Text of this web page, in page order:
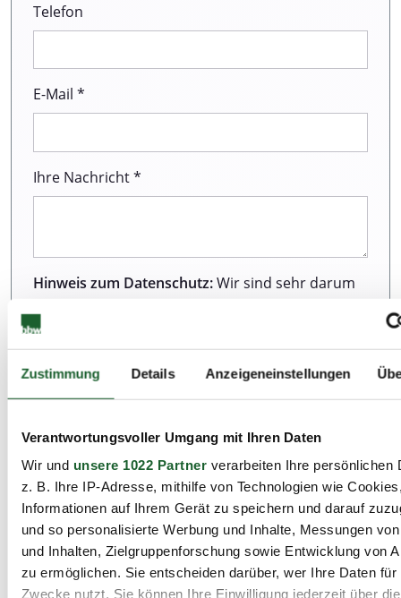
Zustimmung Details Anzeigeneinstellungen
Verantwortungsvoller Umgang mit Ihren Daten
Wir und unsere 1022 Partnerverarbeiten Ihre persönlichen
z. B. Ihre IP-Adresse, mithilfe von Technologien wie
Informationen auf Ihrem Gerät zu speichern und darauf
und so personalisierte Werbung und Inhalte, Messungen
und Inhalten, Zielgruppenforschung sowie Entwicklung von
zu ermöglichen. Sie entscheiden darüber, wer Ihre Daten für
Zwecke nutzt. Sie können Ihre Einwilligung jederzeit über
Telefon
E-Mail *
Ihre Nachricht *
Hinweis zum Datenschutz:Wir sind sehr darum
unserer Webseite einen ausgezeichneten Service
zu bieten. Dazu gehört auch der Schutz Ihrer
Daten. Weitere Informationen zur Erhebung und
Verarbeitung personenbezogener Daten können
Ich habe die Datenschutzbestimmungen zur
Kenntnis genommen.*